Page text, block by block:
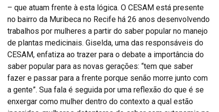
– que atuam frente à esta lógica. O CESAM está presente
no bairro da Muribeca no Recife há 26 anos desenvolvendo
trabalhos por mulheres a partir do saber popular no manejo
de plantas medicinais. Giselda, uma das responsáveis do
CESAM, enfatiza ao trazer para o debate a importância do
saber popular para as novas gerações: “tem que saber
fazer e passar para a frente porque senão morre junto com
a gente”. Sua fala é seguida por uma reflexão do que é se
enxergar como mulher dentro do contexto a qual estão